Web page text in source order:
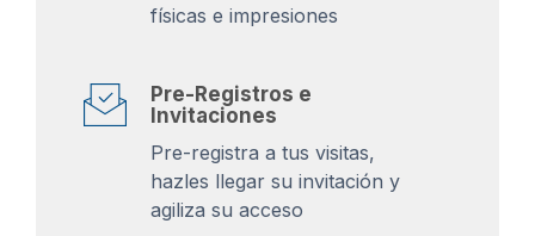
físicas e impresiones
Pre-Registros e
Invitaciones
Pre-registra a tus visitas,
hazles llegar su invitación y
agiliza su acceso